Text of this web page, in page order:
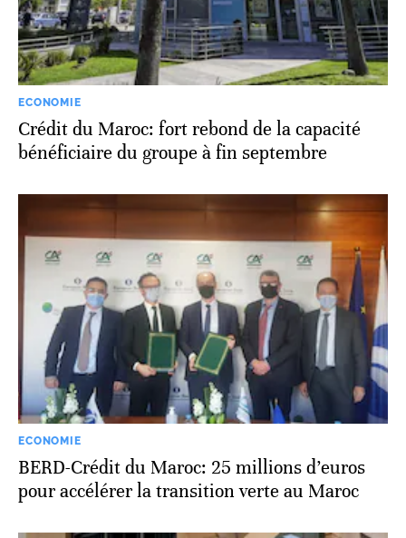
ECONOMIE
Crédit du Maroc: fort rebond de la capacité
bénéficiaire du groupe à fin septembre
ECONOMIE
BERD-Crédit du Maroc: 25 millions d’euros
pour accélérer la transition verte au Maroc